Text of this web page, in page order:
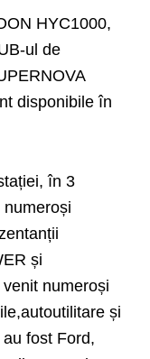
HYC1000,
ul de
disponibile în
în 3
și
numeroși
și
fost Ford,